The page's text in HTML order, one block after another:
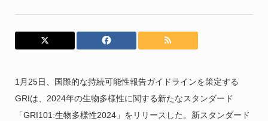
1月25日、国際的な持続可能性報告ガイドラインを策定する
GRIは、2024年の生物多様性に関する新たなスタンダード
「GRI101:生物多様性2024」をリリースした。新スタンダード